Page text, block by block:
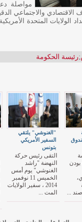
مواصلة
الاقتصادي والاجتماعي
الولايات المتحدة
;رئيسة الحكومة
"الغنوشي" يلتقي
السفير الأمريكي
بتونس
التقى رئيس حركة
النهضة "راشد
الغنوشي" يوم أمس
الخميس 11 نوفمبر
2014 ، سفير الولايات
المت ...
بودن
صند ...